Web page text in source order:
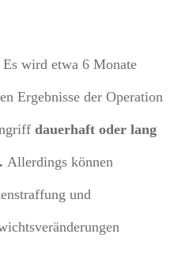
Es wird etwa 6 Monate
Ergebnisse der Operation
dauerhaft oder lang
Allerdings können
und